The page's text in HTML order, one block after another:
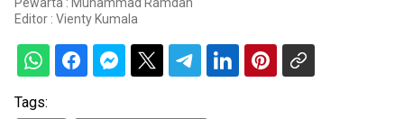
Editor : Vienty Kumala
Tags: